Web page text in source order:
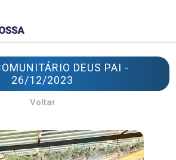
DEUS PAI -
26/12/2023
Voltar